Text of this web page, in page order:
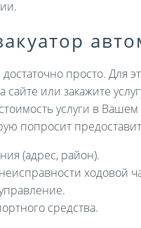
просто. Для
или закажите
услуги в
попросит
(адрес, район).
ходовой
средства.